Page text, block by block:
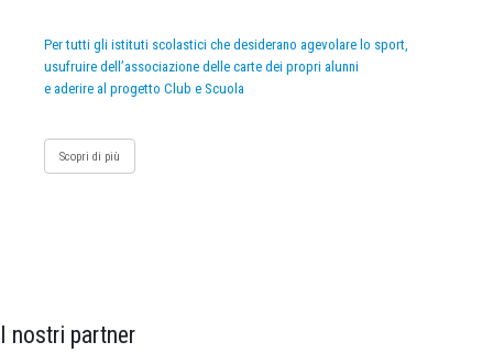
Per tutti gli istituti scolastici che desiderano agevolare lo sport,
usufruire dell’associazione delle carte dei propri alunni
e aderire al progetto Club e Scuola
Scopri di più
I nostri partner